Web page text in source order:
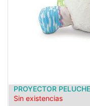
PROYECTOR
Sin existencias